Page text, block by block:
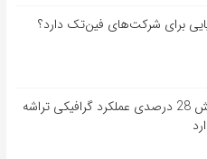
بنچمارک آنتوتو از افزایش 28 درصدی عملکرد گرافیکی تراشه